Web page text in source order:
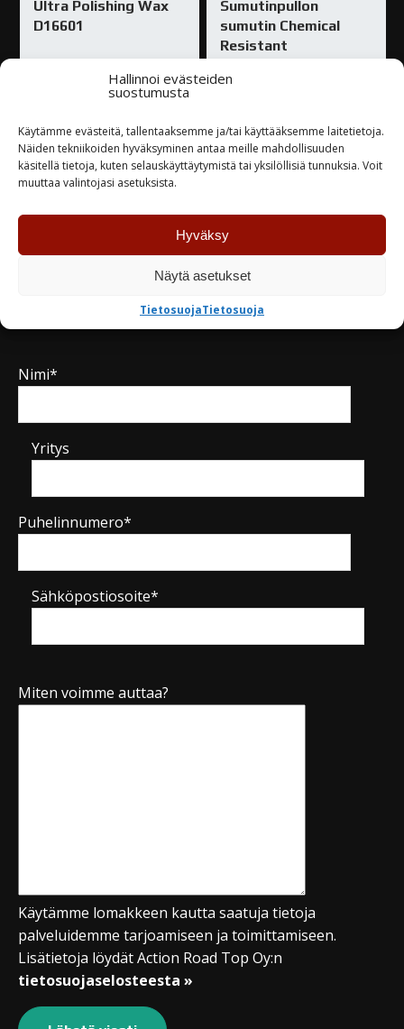
Hallinnoi evästeiden
suostumusta
Käytämme evästeitä, tallentaaksemme ja/tai käyttääksemme laitetietoja.
Näiden tekniikoiden hyväksyminen antaa meille mahdollisuuden
käsitellä tietoja, kuten selauskäyttäytymistä tai yksilöllisiä tunnuksia. Voit
muuttaa valintojasi asetuksista.
Hyväksy
Näytä asetukset
TietosuojaTietosuoja
Ultra Polishing Wax
D16601
104,00€
TUTUSTU
Sumutinpullon
sumutin Chemical
Resistant
10,00
Varastossa
Kysy tuotteesta / ota yhteyttä
Nimi*
Yritys
Puhelinnumero*
Sähköpostiosoite*
Miten voimme auttaa?
Käytämme lomakkeen kautta saatuja tietoja
palveluidemme tarjoamiseen ja toimittamiseen.
Lisätietoja löydät Action Road Top Oy:n
tietosuojaselosteesta »